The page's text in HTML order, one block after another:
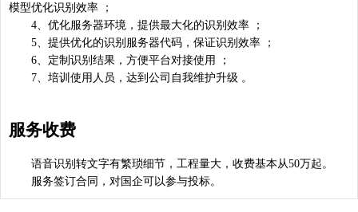
模型优化识别效率 ；
4、优化服务器环境，提供最大化的识别效率 ；
5、提供优化的识别服务器代码，保证识别效率 ；
6、定制识别结果，方便平台对接使用 ；
7、培训使用人员，达到公司自我维护升级 。
服务收费
语音识别转文字有繁琐细节，工程量大，收费基本从50万起。
服务签订合同，对国企可以参与投标。